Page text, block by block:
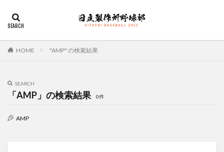
HOME "AMP" の検索結果
SEARCH
「AMP」の検索結果 0件
AMP
SEO AMP PWA
カテゴリー